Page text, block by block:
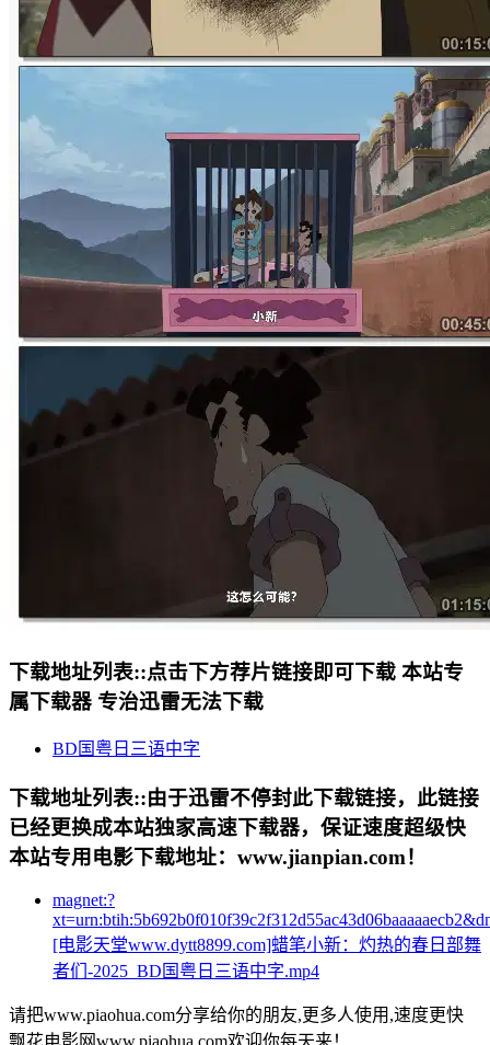
下载地址列表::点击下方荐片链接即可下载 本站专
属下载器 专治迅雷无法下载
BD国粤日三语中字
下载地址列表::由于迅雷不停封此下载链接，此链接
已经更换成本站独家高速下载器，保证速度超级快
本站专用电影下载地址：www.jianpian.com！
magnet:?
[电影天堂www.dytt8899.com]蜡笔小新：灼热的春日部舞
者们-2025_BD国粤日三语中字.mp4
请把www.piaohua.com分享给你的朋友,更多人使用,速度更快
飘花电影网www.piaohua.com欢迎你每天来！